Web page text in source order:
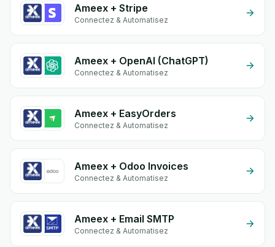
Ameex + Stripe
Connectez & Automatisez
Ameex + OpenAI (ChatGPT)
Connectez & Automatisez
Ameex + EasyOrders
Connectez & Automatisez
Ameex + Odoo Invoices
Connectez & Automatisez
Ameex + Email SMTP
Connectez & Automatisez